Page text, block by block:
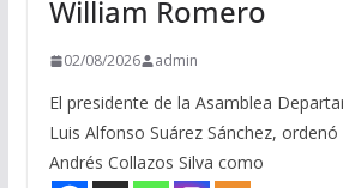
William Romero
02/08/2026 admin
El presidente de la Asamblea
Luis Alfonso Suárez Sánchez,
Andrés Collazos Silva como